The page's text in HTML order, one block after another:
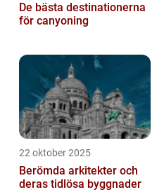
De bästa destinationerna
för canyoning
22 oktober 2025
Berömda arkitekter och
deras tidlösa byggnader